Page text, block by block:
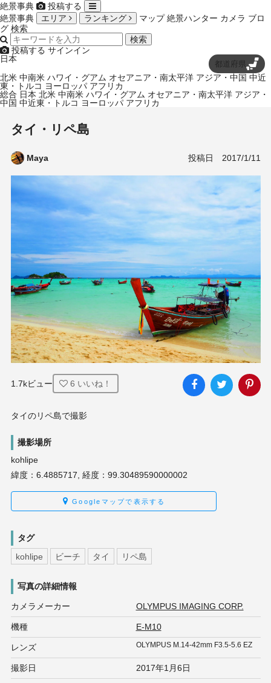
絶景事典
投稿する
絶景事典
エリア ランキング マップ 絶景ハンター カメラ ブロ
グ 検索
検索
投稿する サインイン
日本
都道府県
北米 中南米 ハワイ・グアム オセアニア・南太平洋 アジア・中国 中近
東・トルコ ヨーロッパ アフリカ
総合 日本 北米 中南米 ハワイ・グアム オセアニア・南太平洋 アジア・
中国 中近東・トルコ ヨーロッパ アフリカ
タイ・リペ島
Maya 投稿日 2017/1/11
1.7kビュー 6 いいね！
タイのリペ島で撮影
撮影場所
kohlipe
緯度：6.4885717, 経度：99.30489590000002
Googleマップで表示する
タグ
kohlipe
ビーチ タイ リペ島
写真の詳細情報
カメラメーカー OLYMPUS IMAGING CORP.
機種 E-M10
レンズ OLYMPUS M.14-42mm F3.5-5.6 EZ
撮影日 2017年1月6日